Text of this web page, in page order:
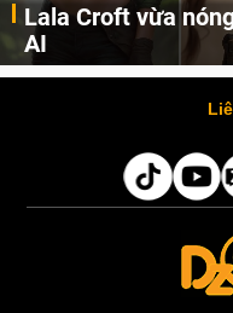
Lala Croft vừa
AI